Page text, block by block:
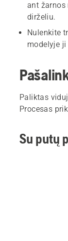
ant
dirželiu.
Nulenkite
modelyje ji
Paliktas
Procesas
Su putų